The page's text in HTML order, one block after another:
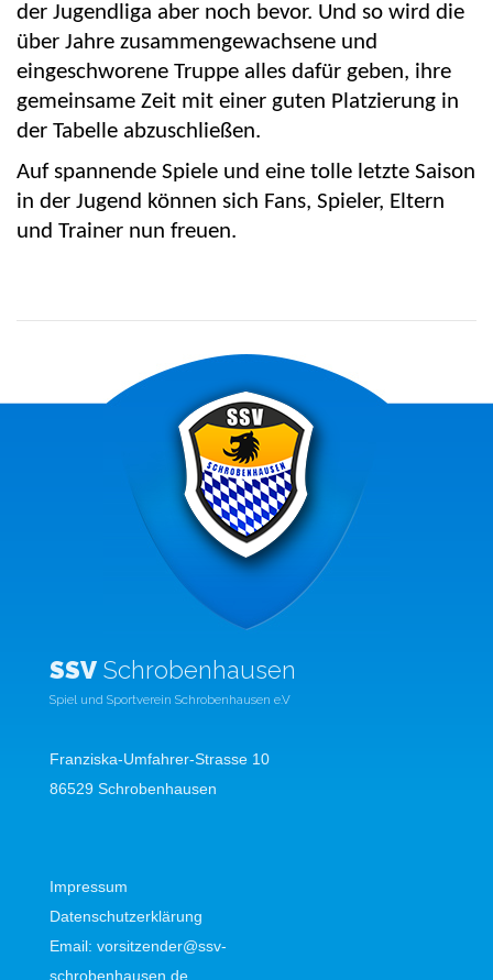
der Jugendliga aber noch bevor. Und so wird die
über Jahre zusammengewachsene und
eingeschworene Truppe alles dafür geben, ihre
gemeinsame Zeit mit einer guten Platzierung in
der Tabelle abzuschließen.
Auf spannende Spiele und eine tolle letzte Saison
in der Jugend können sich Fans, Spieler, Eltern
und Trainer nun freuen.
SSVSchrobenhausen
Spiel und Sportverein Schrobenhausen e.V
Franziska-Umfahrer-Strasse 10
86529 Schrobenhausen
Impressum
Datenschutzerklärung
Email: vorsitzender@ssv-
schrobenhausen.de